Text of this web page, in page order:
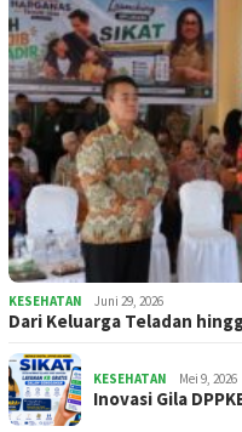
KESEHATAN Juni 29, 2026
Dari Keluarga Teladan
KESEHATAN Mei 9, 2026
Inovasi Gila